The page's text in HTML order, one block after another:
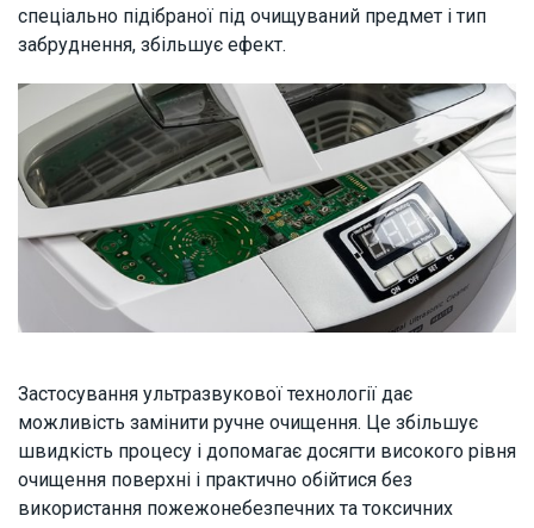
спеціально підібраної під очищуваний предмет і тип
забруднення, збільшує ефект.
Застосування ультразвукової технології дає
можливість замінити ручне очищення. Це збільшує
швидкість процесу і допомагає досягти високого рівня
очищення поверхні і практично обійтися без
використання пожежонебезпечних та токсичних